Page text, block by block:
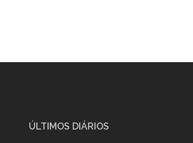
ÚLTIMOS DIÁRIOS